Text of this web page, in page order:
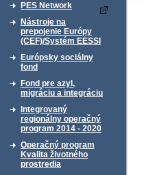
PES Network
Nástroje na
prepojenie Európy
(CEF)/Systém EESSI
Európsky sociálny
fond
Fond pre azyl,
migráciu a integráciu
Integrovaný
regionálny operačný
program 2014 - 2020
Operačný program
Kvalita životného
prostredia